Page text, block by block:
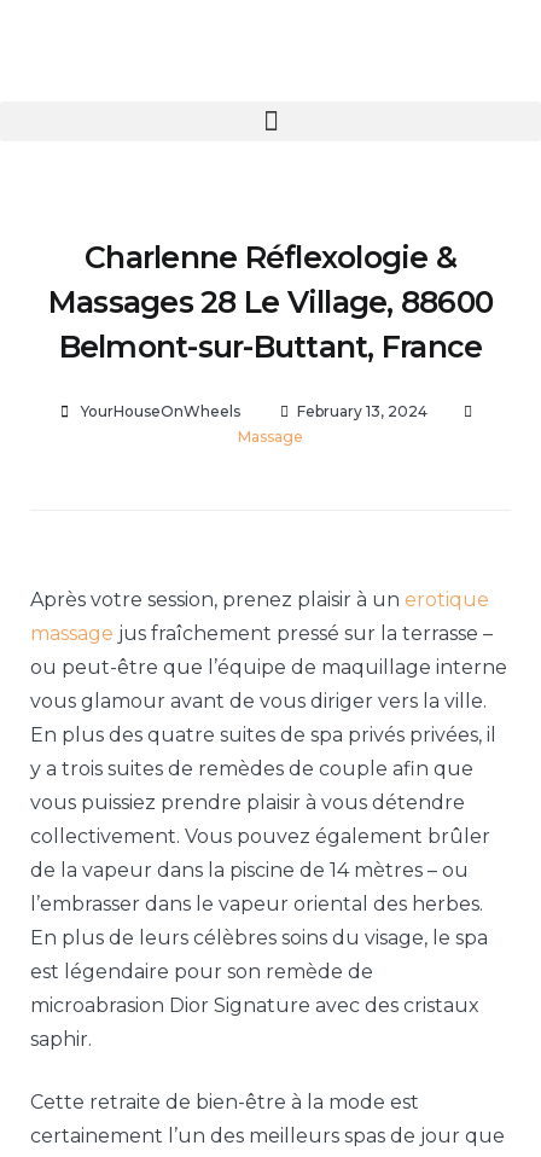
Charlenne Réflexologie &
Massages 28 Le Village, 88600
Belmont-sur-Buttant, France
YourHouseOnWheels
February 13, 2024
Massage
Après votre session, prenez plaisir à un erotique
massage jus fraîchement pressé sur la terrasse –
ou peut-être que l’équipe de maquillage interne
vous glamour avant de vous diriger vers la ville.
En plus des quatre suites de spa privés privées, il
y a trois suites de remèdes de couple afin que
vous puissiez prendre plaisir à vous détendre
collectivement. Vous pouvez également brûler
de la vapeur dans la piscine de 14 mètres – ou
l’embrasser dans le vapeur oriental des herbes.
En plus de leurs célèbres soins du visage, le spa
est légendaire pour son remède de
microabrasion Dior Signature avec des cristaux
saphir.
Cette retraite de bien-être à la mode est
certainement l’un des meilleurs spas de jour que